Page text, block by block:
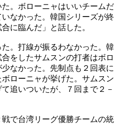
。ボローニャはいいチームだ
なかった。韓国シリーズが終
に臨んだ」と話した。
。打線が振るわなかった。韓
をしたサムスンの打者はボロ
なかった。先制点も２回表に
ローニャが挙げた。サムスン
追いついたが、７回まで２－
で台湾リーグ優勝チームの統